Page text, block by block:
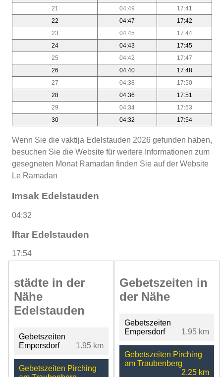
21
04:49
17:41
22
04:47
17:42
23
04:45
17:44
24
04:43
17:45
25
04:42
17:47
26
04:40
17:48
27
04:38
17:50
28
04:36
17:51
29
04:34
17:53
30
04:32 17:54
Wenn Sie die vaktija Edelstauden 2026 gefunden haben,
besuchen Sie die Website für weitere Informationen zum
gesegneten Monat Ramadan finden Sie auf der Website
Le Ramadan
Imsak Edelstauden
04:32
Iftar Edelstauden
17:54
städte in der
Nähe
Edelstauden
Gebetszeiten
Empersdorf
1.95 km
Gebetszeiten Pirching
Gebetszeiten in
der Nähe
Gebetszeiten
Empersdorf
1.95 km
Gebetszeiten Pirching
am Traubenberg
2.25 km